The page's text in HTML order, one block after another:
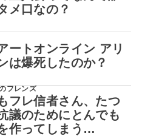
メ口なの？
ートオンライン アリ
は爆死したのか？
フレンズ
フレ信者さん、たつ
議のためにとんでも
作ってしまう…